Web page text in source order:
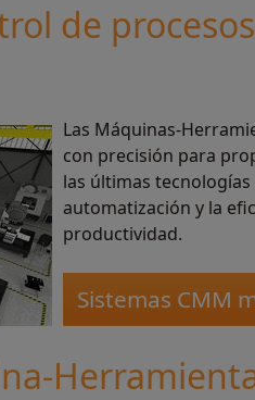
de
Las Máquinas-
con precisión para
las últimas
automatización y la
productividad.
Sistemas CMM